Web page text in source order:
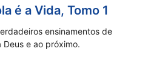
é a Vida, Tomo 1
ensinamentos de
e ao próximo.